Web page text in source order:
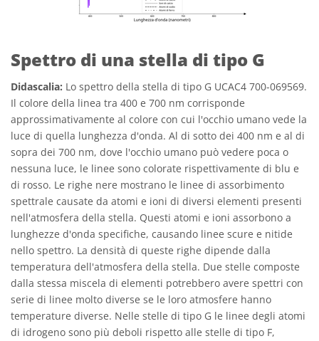
Spettro di una stella di tipo G
Didascalia: Lo spettro della stella di tipo G UCAC4 700-069569.
Il colore della linea tra 400 e 700 nm corrisponde
approssimativamente al colore con cui l'occhio umano vede la
luce di quella lunghezza d'onda. Al di sotto dei 400 nm e al di
sopra dei 700 nm, dove l'occhio umano può vedere poca o
nessuna luce, le linee sono colorate rispettivamente di blu e
di rosso. Le righe nere mostrano le linee di assorbimento
spettrale causate da atomi e ioni di diversi elementi presenti
nell'atmosfera della stella. Questi atomi e ioni assorbono a
lunghezze d'onda specifiche, causando linee scure e nitide
nello spettro. La densità di queste righe dipende dalla
temperatura dell'atmosfera della stella. Due stelle composte
dalla stessa miscela di elementi potrebbero avere spettri con
serie di linee molto diverse se le loro atmosfere hanno
temperature diverse. Nelle stelle di tipo G le linee degli atomi
di idrogeno sono più deboli rispetto alle stelle di tipo F,